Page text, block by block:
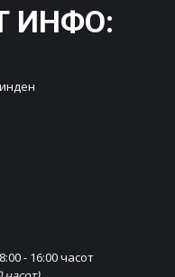
ИНФО:
- 16:00 часот